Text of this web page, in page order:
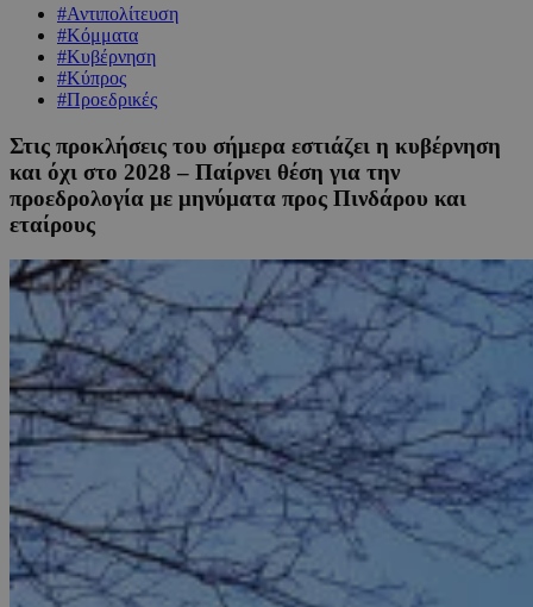
#Αντιπολίτευση
#Κόμματα
#Κυβέρνηση
#Κύπρος
#Προεδρικές
Στις προκλήσεις του σήμερα εστιάζει η κυβέρνηση
και όχι στο 2028 – Παίρνει θέση για την
προεδρολογία με μηνύματα προς Πινδάρου και
εταίρους